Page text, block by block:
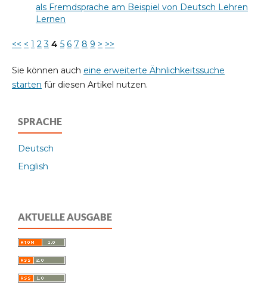
als Fremdsprache am Beispiel von Deutsch Lehren
Lernen
<< < 1 2 3 4 5 6 7 8 9 > >>
Sie können auch eine erweiterte Ähnlichkeitssuche
starten für diesen Artikel nutzen.
SPRACHE
Deutsch
English
AKTUELLE AUSGABE